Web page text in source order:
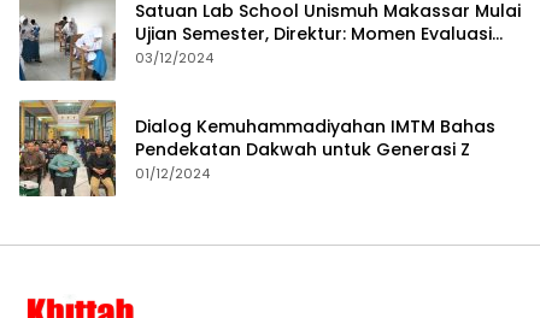
Satuan Lab School Unismuh Makassar Mulai
Ujian Semester, Direktur: Momen Evaluasi
Proses Pembelajaran
03/12/2024
Dialog Kemuhammadiyahan IMTM Bahas
Pendekatan Dakwah untuk Generasi Z
01/12/2024